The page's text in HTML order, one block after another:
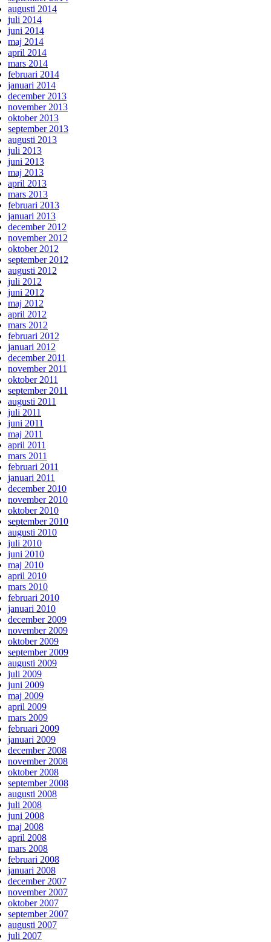
augusti 2014
juli 2014
juni 2014
maj 2014
april 2014
mars 2014
februari 2014
januari 2014
december 2013
november 2013
oktober 2013
september 2013
augusti 2013
juli 2013
juni 2013
maj 2013
april 2013
mars 2013
februari 2013
januari 2013
december 2012
november 2012
oktober 2012
september 2012
augusti 2012
juli 2012
juni 2012
maj 2012
april 2012
mars 2012
februari 2012
januari 2012
december 2011
november 2011
oktober 2011
september 2011
augusti 2011
juli 2011
juni 2011
maj 2011
april 2011
mars 2011
februari 2011
januari 2011
december 2010
november 2010
oktober 2010
september 2010
augusti 2010
juli 2010
juni 2010
maj 2010
april 2010
mars 2010
februari 2010
januari 2010
december 2009
november 2009
oktober 2009
september 2009
augusti 2009
juli 2009
juni 2009
maj 2009
april 2009
mars 2009
februari 2009
januari 2009
december 2008
november 2008
oktober 2008
september 2008
augusti 2008
juli 2008
juni 2008
maj 2008
april 2008
mars 2008
februari 2008
januari 2008
december 2007
november 2007
oktober 2007
september 2007
augusti 2007
juli 2007